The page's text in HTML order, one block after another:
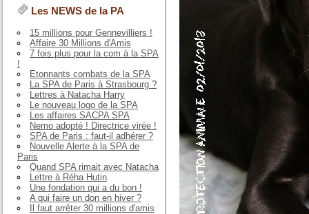
Les NEWS de la PA
15 millions pour Gennevilliers !
Affaire 30 Millions d'Amis
7 fois plus pour la com à la SPA
!
Etonnants combats de la SPA
La SPA de Paris à Strasbourg ?
Lettres à Natacha Harry
Le nouveau logo de la SPA
Les affaires SACPA SPA
Nemo adopté ! Directrice virée !
SPA de Paris : faut-il adhérer ?
Nouvelle Alerte à la SPA de
Paris
Quand SPA rimait avec Natacha
Lettre à Réha Hutin
Une fondation qui a du bon !
A qui faire un don en hiver ?
Il faut arrêter 30 millions d'amis